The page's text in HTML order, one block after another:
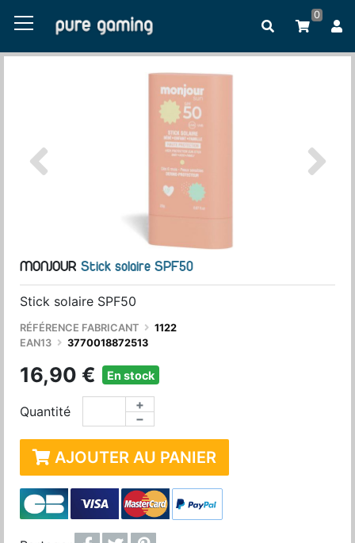
0
MONJOUR Stick solaire SPF50
Stick solaire SPF50
RÉFÉRENCE FABRICANT
1122
EAN13
3770018872513
16,90 € En stock
Quantité −
+
AJOUTER AU PANIER